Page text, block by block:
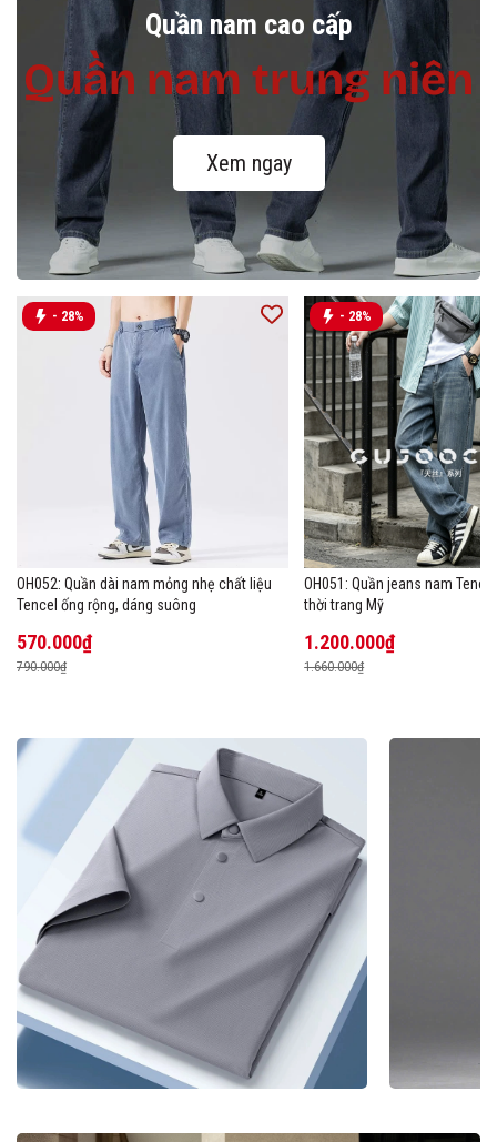
- 28%
OH052: Quần dài nam mỏng nhẹ chất liệu
Tencel ống rộng, dáng suông
570.000₫
790.000₫
- 28%
OH051: Quần jeans nam
thời trang Mỹ
1.200.000₫
1.660.000₫
Quần nam cao cấp
Quần nam trung niên
Xem ngay